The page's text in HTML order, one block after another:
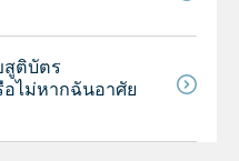
สูติบัตร
ไม่หากฉันอาศัย